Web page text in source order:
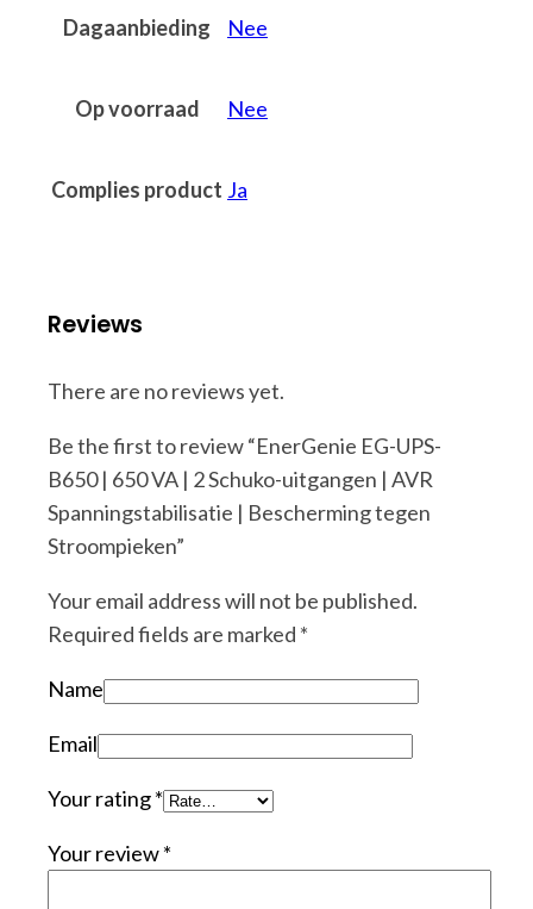
Dagaanbieding Nee
Op voorraad Nee
Complies product Ja
Reviews
There are no reviews yet.
Be the first to review “EnerGenie EG-UPS-
B650 | 650 VA | 2 Schuko-uitgangen | AVR
Spanningstabilisatie | Bescherming tegen
Stroompieken”
Your email address will not be published.
Required fields are marked *
Name
Email
Your rating*
Your review*